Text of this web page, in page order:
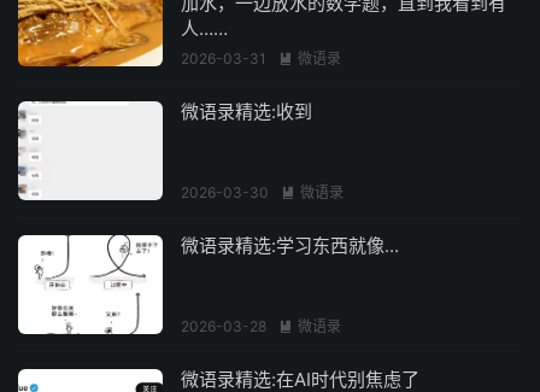
人……
2026-03-31  微语录
微语录精选:收到
2026-03-30  微语录
微语录精选:学习东西就像...
2026-03-28  微语录
微语录精选:在AI时代别焦虑了